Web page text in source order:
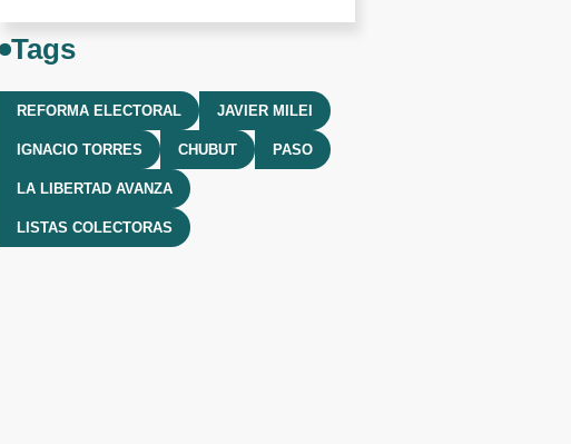
Tags
REFORMA ELECTORAL JAVIER MILEI
IGNACIO TORRES CHUBUT PASO
LA LIBERTAD AVANZA
LISTAS COLECTORAS